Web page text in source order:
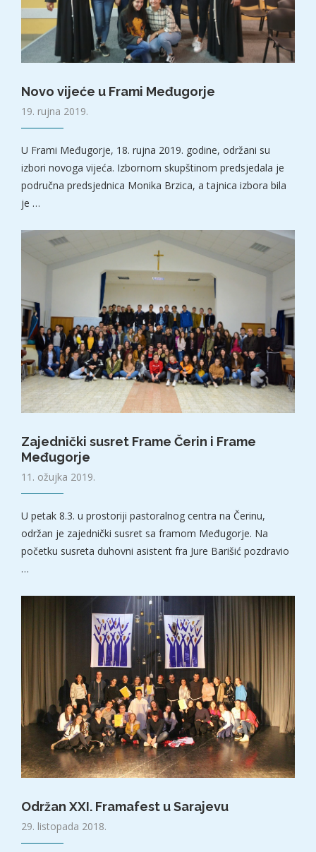
Novo vijeće u Frami Međugorje
19. rujna 2019.
U Frami Međugorje, 18. rujna 2019. godine, održani su
izbori novoga vijeća. Izbornom skupštinom predsjedala je
područna predsjednica Monika Brzica, a tajnica izbora bila
je …
Zajednički susret Frame Čerin i Frame
Međugorje
11. ožujka 2019.
U petak 8.3. u prostoriji pastoralnog centra na Čerinu,
održan je zajednički susret sa framom Međugorje. Na
početku susreta duhovni asistent fra Jure Barišić pozdravio
…
Održan XXI. Framafest u Sarajevu
29. listopada 2018.